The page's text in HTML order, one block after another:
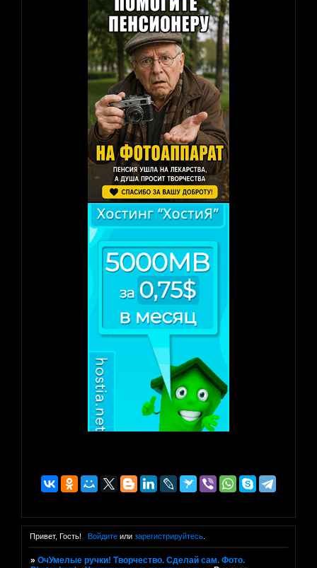
Привет, Гость! Войдитеили зарегистрируйтесь.
»ОчУмелые ручки! Творчество. Сделай сам. Фото.